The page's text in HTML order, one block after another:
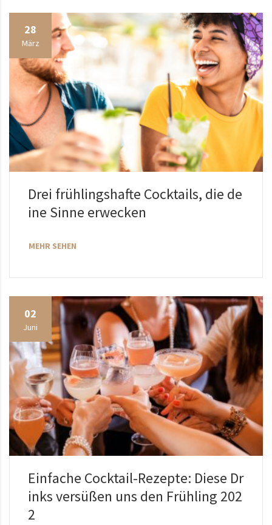
28
März
Drei frühlingshafte Cocktails, die de
ine Sinne erwecken
MEHR SEHEN
02
Juni
Einfache Cocktail-Rezepte: Diese Dr
inks versüßen uns den Frühling 202
2